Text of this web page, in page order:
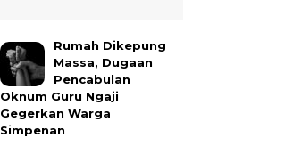
Rumah Dikepung
Massa, Dugaan
Pencabulan
Oknum Guru Ngaji
Gegerkan Warga
Simpenan